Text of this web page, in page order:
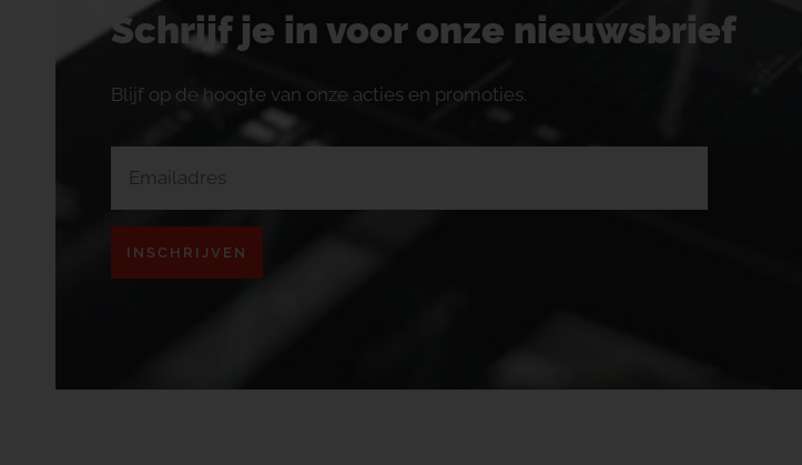
Schrijf je in voor onze nieuwsbrief
Blijf op de hoogte van onze acties en promoties.
INSCHRIJVEN